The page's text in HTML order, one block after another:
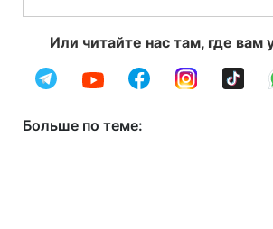
Или читайте нас там, где вам
Больше по теме: